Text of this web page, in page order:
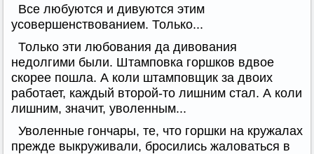
Все любуются и дивуются этим
усовершенствованием. Только...
Только эти любования да дивования
недолгими были. Штамповка горшков вдвое
скорее пошла. А коли штамповщик за двоих
работает, каждый второй-то лишним стал. А коли
лишним, значит, уволенным...
Уволенные гончары, те, что горшки на кружалах
прежде выкруживали, бросились жаловаться в